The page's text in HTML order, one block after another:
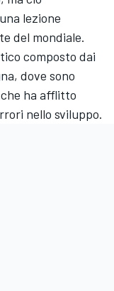
lezione
del mondiale.
composto dai
dove sono
ha afflitto
nello sviluppo.